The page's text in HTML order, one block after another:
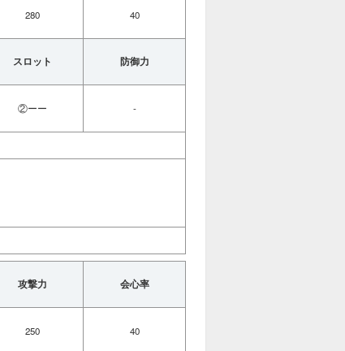
280 40
スロット 防御力
②ーー -
攻撃力 会心率
250 40